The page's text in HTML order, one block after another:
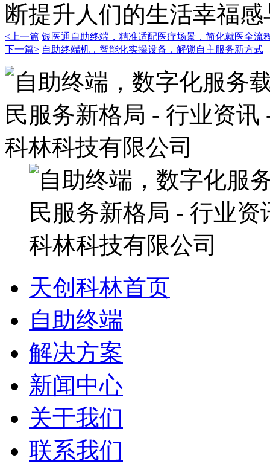
断提升人们的生活幸福
<上一篇 银医通自助终端，精准适配医疗场景，简化就医全流
下一篇> 自助终端机，智能化实操设备，解锁自主服务新方式
天创科林首页
自助终端
解决方案
新闻中心
关于我们
联系我们